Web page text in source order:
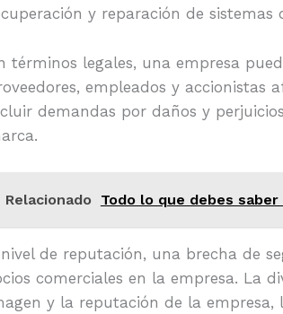
y reparación de sistemas
términos legales, una empresa
empleados y accionistas
demandas por daños y
Relacionado Todo lo que debes
nivel de reputación, una brecha de
comerciales en la empresa. La
y la reputación de la